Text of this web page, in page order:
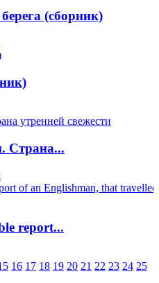
(сборник)
Страна...
report...
16 17 18 19 20 21 22 23 24 25